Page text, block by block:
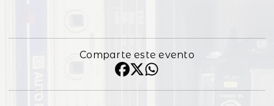
Comparte este evento